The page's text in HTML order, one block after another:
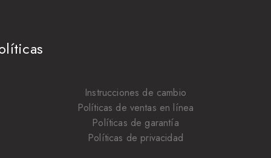
Instrucciones de cambio
Políticas de ventas en línea
Políticas de garantía
Políticas de privacidad